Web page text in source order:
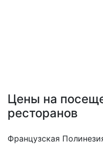
Цены на
ресторанов
Французская